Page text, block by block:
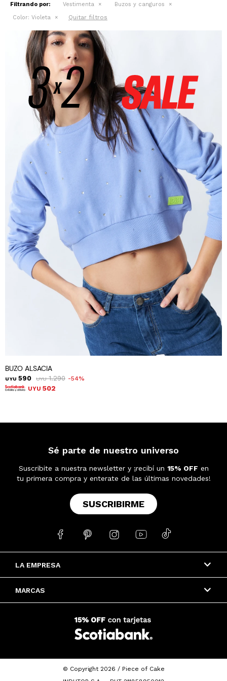
Filtrando por: Vestimenta
Buzos y canguros
Color: Violeta Quitar filtros
BUZO ALSACIA
UYU 590 UYU 1.290 54
UYU 502
LA EMPRESA
MARCAS
Sé parte de nuestro universo
Suscribite a nuestra newsletter y ¡recibí un 15% OFF en
tu primera compra y enterate de las últimas novedades!
SUSCRIBIRME
    
© Copyright 2026 / Piece of Cake